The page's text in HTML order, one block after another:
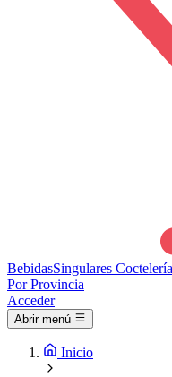
BebidasSingulares
Por Provincia
Acceder
Abrir menú
Inicio